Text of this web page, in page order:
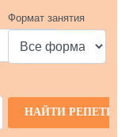
Формат занятия